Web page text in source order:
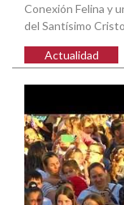
Conexión Felina y
del Santísimo
Actualidad